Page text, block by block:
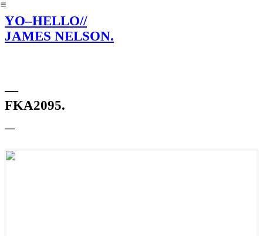
︎
YO–HELLO//
JAMES NELSON.
—
FKA2095.
—